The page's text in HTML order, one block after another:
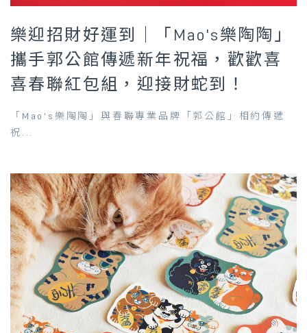
樂迎招財好運到｜「Mao's樂陶陶」
攜手郭公館傳遞新年祝福，歡歡喜
喜春聯紅包組，迎接財蛇到！
「Mao's樂陶陶」與春聯專業品牌「郭公館」相約傳遞
祝...